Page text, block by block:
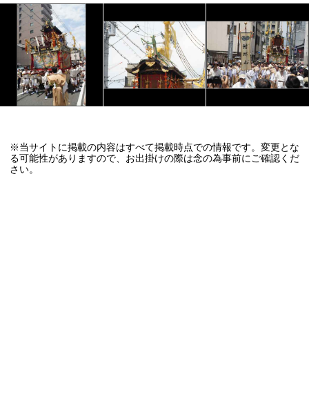
※当サイトに掲載の内容はすべて掲載時点での情報です。変更とな
る可能性がありますので、お出掛けの際は念の為事前にご確認くだ
さい。